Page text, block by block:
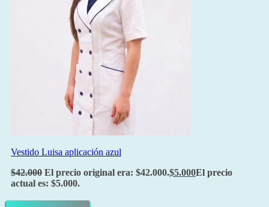
Vestido Luisa aplicación azul
$42.000 El precio original era: $42.000.$5.000El precio
actual es: $5.000.